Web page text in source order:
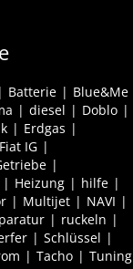
Batterie
Blue&Me
diesel
Doblo
Erdgas
Fiat IG
Heizung
hilfe
Multijet
NAVI
ruckeln
Schlüssel
Tacho
Tuning